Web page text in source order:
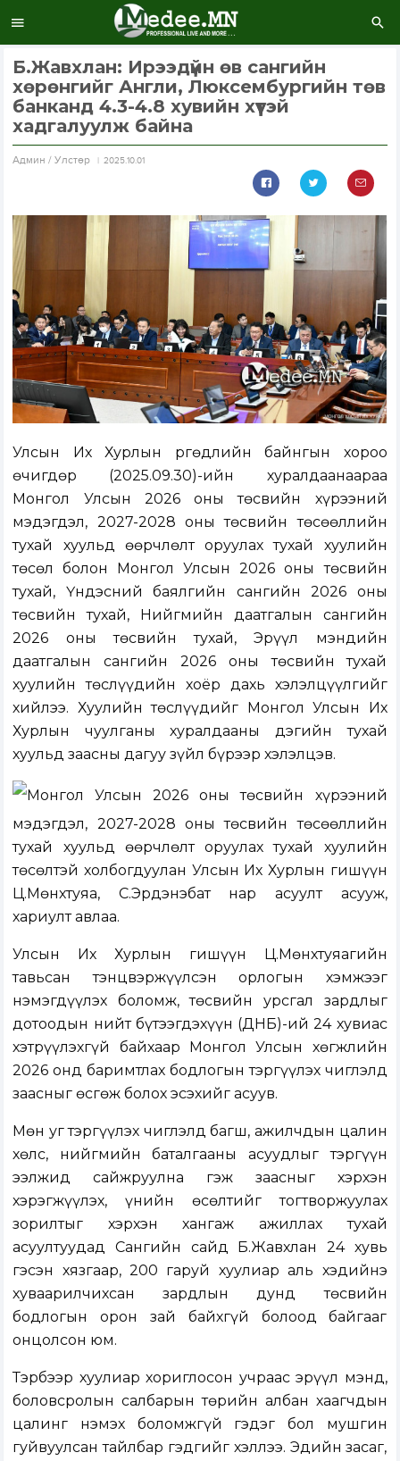
Б.Жавхлан: Ирээдүйн өв сангийн
хөрөнгийг Англи, Люксембургийн төв
банканд 4.3-4.8 хувийн хүүтэй
хадгалуулж байна
Aдмин / Улстөр 2025.10.01
Улсын Их Хурлын Өргөдлийн байнгын хороо
өчигдөр (2025.09.30)-ийн хуралдаанаараа
Монгол Улсын 2026 оны төсвийн хүрээний
мэдэгдэл, 2027-2028 оны төсвийн төсөөллийн
тухай хуульд өөрчлөлт оруулах тухай хуулийн
төсөл болон Монгол Улсын 2026 оны төсвийн
тухай, Үндэсний баялгийн сангийн 2026 оны
төсвийн тухай, Нийгмийн даатгалын сангийн
2026 оны төсвийн тухай, Эрүүл мэндийн
даатгалын сангийн 2026 оны төсвийн тухай
хуулийн төслүүдийн хоёр дахь хэлэлцүүлгийг
хийлээ. Хуулийн төслүүдийг Монгол Улсын Их
Хурлын чуулганы хуралдааны дэгийн тухай
хуульд заасны дагуу зүйл бүрээр хэлэлцэв.
Монгол Улсын 2026 оны төсвийн хүрээний
мэдэгдэл, 2027-2028 оны төсвийн төсөөллийн
тухай хуульд өөрчлөлт оруулах тухай хуулийн
төсөлтэй холбогдуулан Улсын Их Хурлын гишүүн
Ц.Мөнхтуяа, С.Эрдэнэбат нар асуулт асууж,
хариулт авлаа.
Улсын Их Хурлын гишүүн Ц.Мөнхтуяагийн
тавьсан тэнцвэржүүлсэн орлогын хэмжээг
нэмэгдүүлэх боломж, төсвийн урсгал зардлыг
дотоодын нийт бүтээгдэхүүн (ДНБ)-ий 24 хувиас
хэтрүүлэхгүй байхаар Монгол Улсын хөгжлийн
2026 онд баримтлах бодлогын тэргүүлэх чиглэлд
заасныг өсгөж болох эсэхийг асуув.
Мөн уг тэргүүлэх чиглэлд багш, ажилчдын цалин
хөлс, нийгмийн баталгааны асуудлыг тэргүүн
ээлжид сайжруулна гэж заасныг хэрхэн
хэрэгжүүлэх, үнийн өсөлтийг тогтворжуулах
зорилтыг хэрхэн хангаж ажиллах тухай
асуултуудад Сангийн сайд Б.Жавхлан 24 хувь
гэсэн хязгаар, 200 гаруй хуулиар аль хэдийнэ
хуваарилчихсан зардлын дунд төсвийн
бодлогын орон зай байхгүй болоод байгааг
онцолсон юм.
Тэрбээр хуулиар хориглосон учраас эрүүл мэнд,
боловсролын салбарын төрийн албан хаагчдын
цалинг нэмэх боломжгүй гэдэг бол мушгин
гуйвуулсан тайлбар гэдгийг хэллээ. Эдийн засаг,